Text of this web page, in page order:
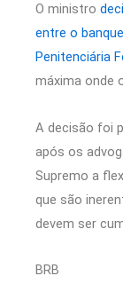
O ministro
entre o
Penitenciária
máxima onde
A decisão foi
após os
Supremo a
que são
devem ser
BRB